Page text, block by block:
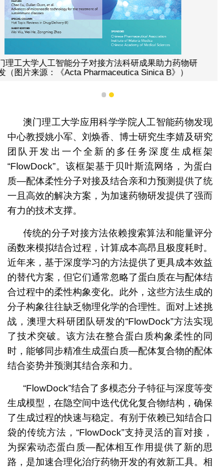
研
1 2
澳门理工大学应用科学学院人工智能药物发现
中心教授姚小军、刘焕香、博士研究生李婧及研究
团队开发出一个全新的多任务深度生成框架
“FlowDock”。该框架基于贝叶斯流网络，为蛋白
质—配体柔性分子对接及结合亲和力预测提供了统
一且高效的解决方案，为加速药物研发提供了强而
有力的技术支撑。
传统的分子对接方法依赖搜索算法和能量评分
函数来模拟结合过程，计算成本高昂且极度耗时。
近年来，基于深度学习的方法提供了更具成本效益
的替代方案，但它们通常忽略了蛋白质在与配体结
合过程中的柔性构象变化。此外，这些方法生成的
分子构象往往缺乏物理化学的合理性。面对上述挑
战，澳理大科研团队研发的“FlowDock”方法实现
了技术突破。该方法在整合蛋白质构象柔性的同
时，能够同步精准生成蛋白质—配体复合物的配体
结合姿势并预测其结合亲和力。
“FlowDock”结合了多模态分子特征与深度等变
生成模型，在隐空间中迭代优化复合物结构，确保
了生成过程的快速与稳定。有别于依赖已知结合口
袋的传统方法，“FlowDock”支持灵活的盲对接，
为探索动态蛋白质—配体相互作用提供了新的思
路，是加速合理化治疗药物开发的有效新工具。相